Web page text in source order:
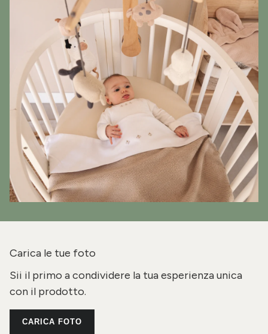
Carica le tue foto
Sii il primo a condividere la tua esperienza unica
con il prodotto.
CARICA FOTO